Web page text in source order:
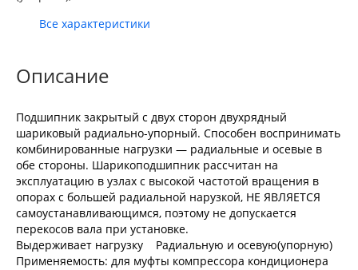
Все характеристики
Описание
Подшипник закрытый с двух сторон двухрядный
шариковый радиально-упорный. Способен воспринимать
комбинированные нагрузки — радиальные и осевые в
обе стороны. Шарикоподшипник рассчитан на
эксплуатацию в узлах с высокой частотой вращения в
опорах с большей радиальной нарузкой, НЕ ЯВЛЯЕТСЯ
самоустанавливающимся, поэтому не допускается
перекосов вала при установке.
Выдерживает нагрузку Радиальную и осевую(упорную)
Применяемость: для муфты компрессора кондиционера